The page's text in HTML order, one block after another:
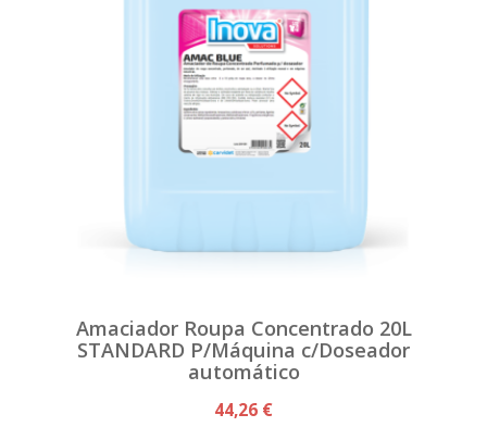
Amaciador Roupa Concentrado 20L
STANDARD P/Máquina c/Doseador
automático
44,26 €